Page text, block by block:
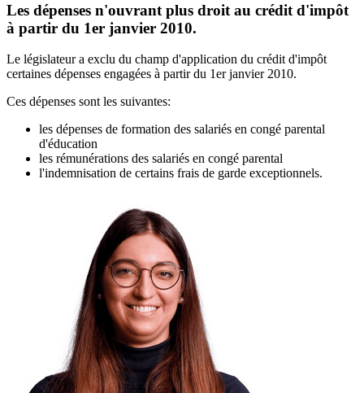
Les dépenses n'ouvrant plus droit au crédit d'impôt
à partir du 1er janvier 2010.
Le législateur a exclu du champ d'application du crédit d'impôt
certaines dépenses engagées à partir du 1er janvier 2010.
Ces dépenses sont les suivantes:
les dépenses de formation des salariés en congé parental
d'éducation
les rémunérations des salariés en congé parental
l'indemnisation de certains frais de garde exceptionnels.